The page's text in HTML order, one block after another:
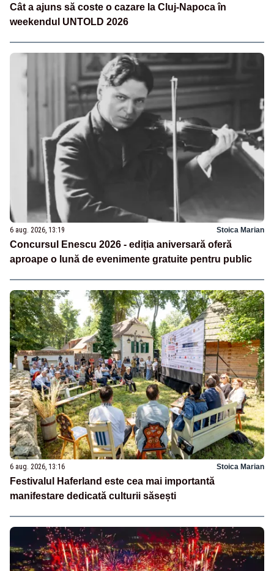
Cât a ajuns să coste o cazare la Cluj-Napoca în
weekendul UNTOLD 2026
6 aug. 2026, 13:19 Stoica Marian
Concursul Enescu 2026 - ediția aniversară oferă
aproape o lună de evenimente gratuite pentru public
6 aug. 2026, 13:16 Stoica Marian
Festivalul Haferland este cea mai importantă
manifestare dedicată culturii săsești